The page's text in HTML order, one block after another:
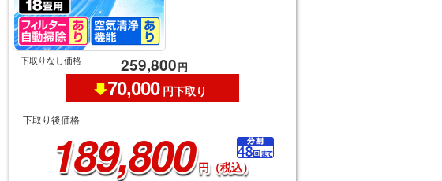
下取りなし価格 259,800円
70,000 円下取り
下取り後価格
189,800 円（税込）